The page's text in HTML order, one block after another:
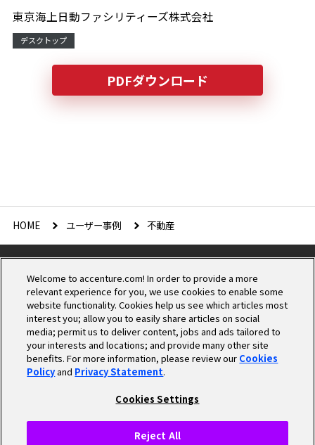
東京海上日動ファシリティーズ株式会社
デスクトップ
PDFダウンロード
HOME ユーザー事例 不動産
Cookieの設定
プライバシーポリシー
Welcome to accenture.com! In order to provide a more
relevant experience for you, we use cookies to enable some
website functionality. Cookies help us see which articles most
interest you; allow you to easily share articles on social
media; permit us to deliver content, jobs and ads tailored to
your interests and locations; and provide many other site
benefits. For more information, please review our Cookies
Policyand Privacy Statement.
Cookies Settings
Reject All